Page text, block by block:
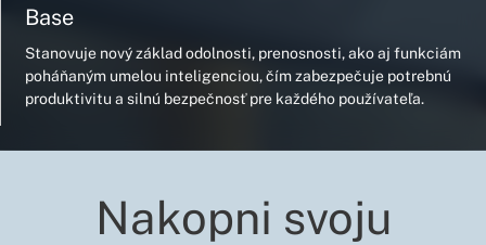
Base
Stanovuje nový základ odolnosti, prenosnosti, ako aj funkciám
poháňaným umelou inteligenciou, čím zabezpečuje potrebnú
produktivitu a silnú bezpečnosť pre každého používateľa.
Nakopni svoju